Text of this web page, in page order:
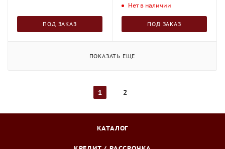
ПОД ЗАКАЗ
Нет в наличии
ПОД ЗАКАЗ
ПОКАЗАТЬ ЕЩЕ
1 2
КАТАЛОГ